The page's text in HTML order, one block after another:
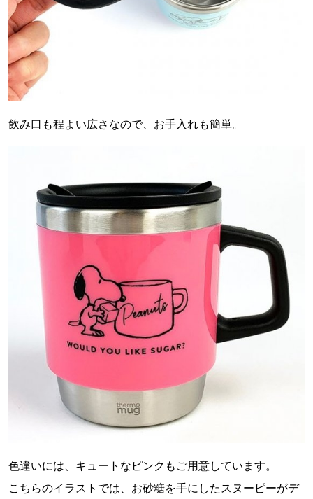
飲み口も程よい広さなので、お手入れも簡単。
色違いには、キュートなピンクもご用意しています。
こちらのイラストでは、お砂糖を手にしたスヌーピーがデ